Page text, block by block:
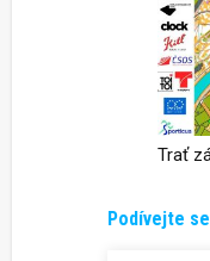
Podívejte